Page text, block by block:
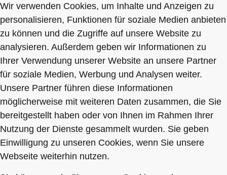
Wir verwenden Cookies, um Inhalte und Anzeigen zu
personalisieren, Funktionen für soziale Medien anbieten
zu können und die Zugriffe auf unsere Website zu
analysieren. Außerdem geben wir Informationen zu
Ihrer Verwendung unserer Website an unsere Partner
für soziale Medien, Werbung und Analysen weiter.
Unsere Partner führen diese Informationen
möglicherweise mit weiteren Daten zusammen, die Sie
bereitgestellt haben oder von Ihnen im Rahmen Ihrer
Nutzung der Dienste gesammelt wurden. Sie geben
Einwilligung zu unseren Cookies, wenn Sie unsere
Webseite weiterhin nutzen.